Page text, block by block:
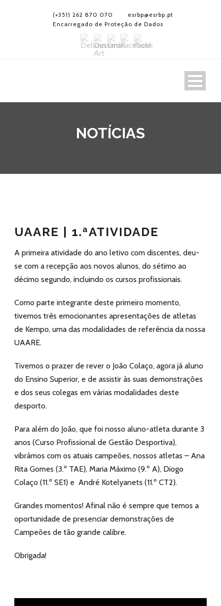
(+351) 262 870 070
esrbp@esrbp.pt
Encarregado de Proteção de Dados
NOTÍCIAS
UAARE | 1.ªATIVIDADE
A primeira atividade do ano letivo com discentes, deu-
se com a recepção aos novos alunos, do sétimo ao
décimo segundo, incluindo os cursos profissionais.
Como parte integrante deste primeiro momento,
tivemos três emocionantes apresentações de atletas
de Kempo, uma das modalidades de referência da nossa
UAARE.
Tivemos o prazer de rever o João Colaço, agora já aluno
do Ensino Superior, e de assistir às suas demonstrações
e dos seus colegas em várias modalidades deste
desporto.
Para além do João, que foi nosso aluno-atleta durante 3
anos (Curso Profissional de Gestão Desportiva),
vibrámos com os atuais campeões, nossos atletas – Ana
Rita Gomes (3.º TAE), Maria Máximo (9.º A), Diogo
Colaço (11.º SE1) e André Kotelyanets (11.º CT2).
Grandes momentos! Afinal não é sempre que temos a
oportunidade de presenciar demonstrações de
Campeões de tão grande calibre.
Obrigada!